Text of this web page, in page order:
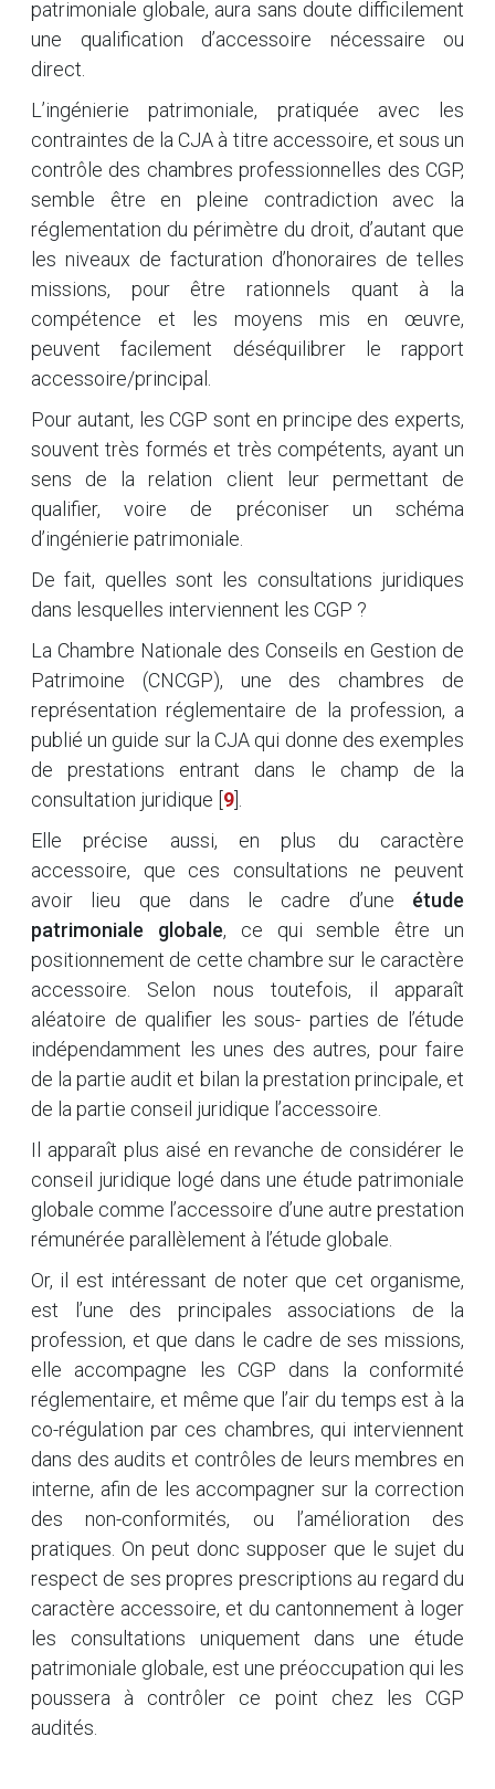
patrimoniale globale, aura sans doute difficilement
une qualification d’accessoire nécessaire ou
direct.
L’ingénierie patrimoniale, pratiquée avec les
contraintes de la CJA à titre accessoire, et sous un
contrôle des chambres professionnelles des CGP,
semble être en pleine contradiction avec la
réglementation du périmètre du droit, d’autant que
les niveaux de facturation d’honoraires de telles
missions, pour être rationnels quant à la
compétence et les moyens mis en œuvre,
peuvent facilement déséquilibrer le rapport
accessoire/principal.
Pour autant, les CGP sont en principe des experts,
souvent très formés et très compétents, ayant un
sens de la relation client leur permettant de
qualifier, voire de préconiser un schéma
d’ingénierie patrimoniale.
De fait, quelles sont les consultations juridiques
dans lesquelles interviennent les CGP ?
La Chambre Nationale des Conseils en Gestion de
Patrimoine (CNCGP), une des chambres de
représentation réglementaire de la profession, a
publié un guide sur la CJA qui donne des exemples
de prestations entrant dans le champ de la
consultation juridique 9
Elle précise aussi, en plus du caractère
accessoire, que ces consultations ne peuvent
avoir lieu que dans le cadre d’une étude
patrimoniale globale, ce qui semble être un
positionnement de cette chambre sur le caractère
accessoire. Selon nous toutefois, il apparaît
aléatoire de qualifier les sous- parties de l’étude
indépendamment les unes des autres, pour faire
de la partie audit et bilan la prestation principale, et
de la partie conseil juridique l’accessoire.
Il apparaît plus aisé en revanche de considérer le
conseil juridique logé dans une étude patrimoniale
globale comme l’accessoire d’une autre prestation
rémunérée parallèlement à l’étude globale.
Or, il est intéressant de noter que cet organisme,
est l’une des principales associations de la
profession, et que dans le cadre de ses missions,
elle accompagne les CGP dans la conformité
réglementaire, et même que l’air du temps est à la
co-régulation par ces chambres, qui interviennent
dans des audits et contrôles de leurs membres en
interne, afin de les accompagner sur la correction
des non-conformités, ou l’amélioration des
pratiques. On peut donc supposer que le sujet du
respect de ses propres prescriptions au regard du
caractère accessoire, et du cantonnement à loger
les consultations uniquement dans une étude
patrimoniale globale, est une préoccupation qui les
poussera à contrôler ce point chez les CGP
audités.